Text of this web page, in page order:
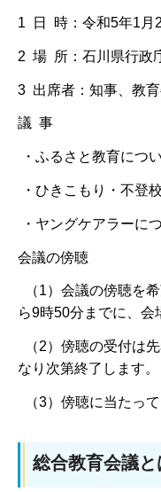
1 日 時：令和5年1月
2 場 所：石川県行政
3 出席者：知事、教
議 事
・ふるさと教育につ
・ひきこもり・不登
・ヤングケアラーに
会議の傍聴
（1）会議の傍聴を
ら9時50分までに、会
（2）傍聴の受付は
なり次第終了します。
（3）傍聴に当たっ
総合教育会議と